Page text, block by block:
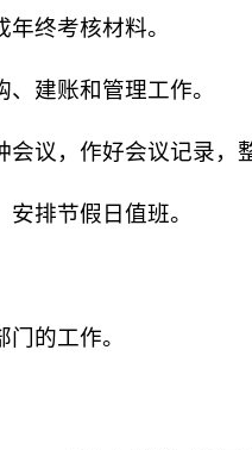
终考核材料。
建账和管理工作。
议，作好会议记录，
排节假日值班。
的工作。